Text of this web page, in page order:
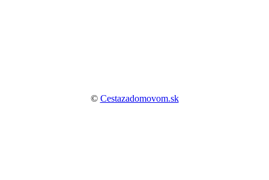
© Cestazadomovom.sk